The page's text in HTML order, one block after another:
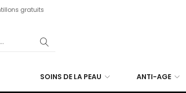
gratuits
SOINS DE LA PEAU ANTI-AGE